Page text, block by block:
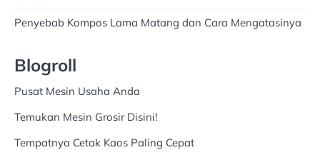
Penyebab Kompos Lama Matang dan Cara Mengatasinya
Blogroll
Pusat Mesin Usaha Anda
Temukan Mesin Grosir Disini!
Tempatnya Cetak Kaos Paling Cepat